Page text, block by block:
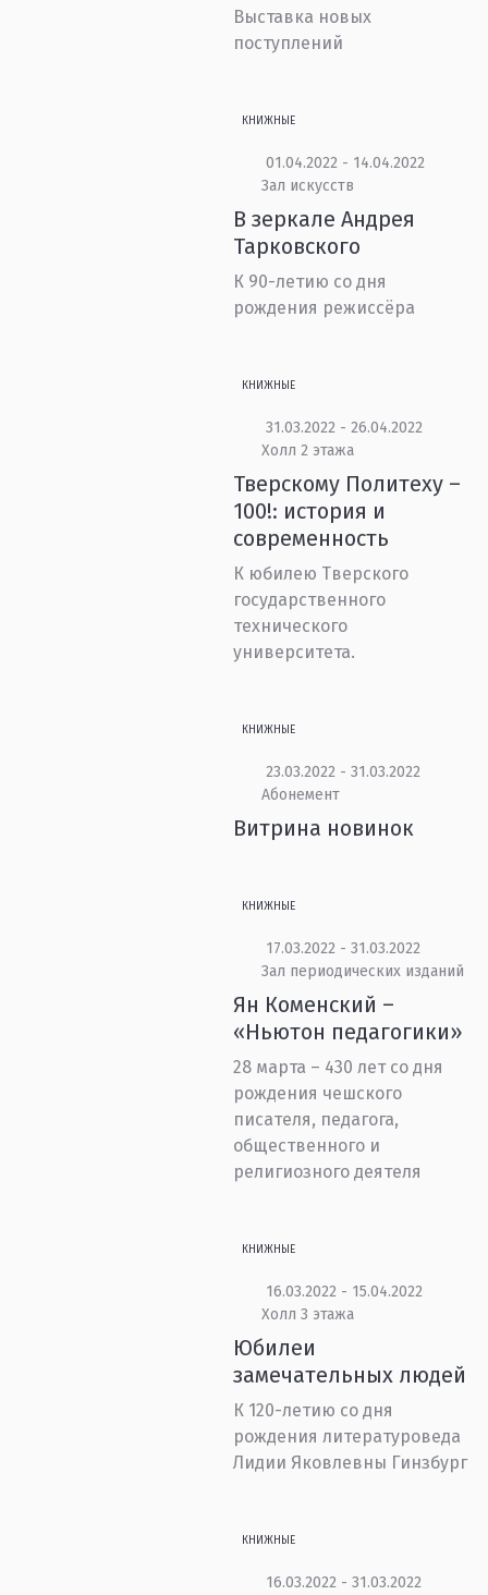
Выставка новых
поступлений
КНИЖНЫЕ
01.04.2022 - 14.04.2022
Зал искусств
В зеркале Андрея
Тарковского
К 90-летию со дня
рождения режиссёра
КНИЖНЫЕ
31.03.2022 - 26.04.2022
Холл 2 этажа
Тверскому Политеху –
100!: история и
современность
К юбилею Тверского
государственного
технического
университета.
КНИЖНЫЕ
23.03.2022 - 31.03.2022
Абонемент
Витрина новинок
КНИЖНЫЕ
17.03.2022 - 31.03.2022
Зал периодических изданий
Ян Коменский –
«Ньютон педагогики»
28 марта – 430 лет со дня
рождения чешского
писателя, педагога,
общественного и
религиозного деятеля
КНИЖНЫЕ
16.03.2022 - 15.04.2022
Холл 3 этажа
Юбилеи
замечательных людей
К 120-летию со дня
рождения литературоведа
Лидии Яковлевны Гинзбург
КНИЖНЫЕ
16.03.2022 - 31.03.2022